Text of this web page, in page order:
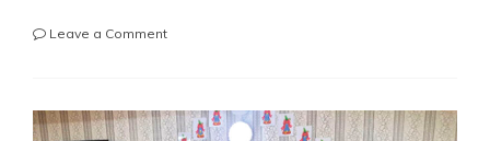
Leave a Commenton